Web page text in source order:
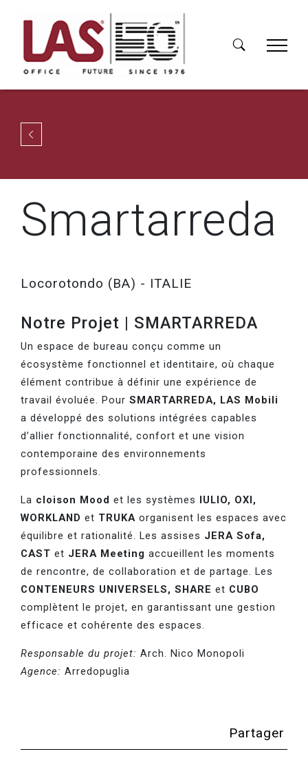
Smartarreda
Locorotondo (BA) - ITALIE
Notre Projet | SMARTARREDA
Un espace de bureau conçu comme un
écosystème fonctionnel et identitaire, où chaque
élément contribue à définir une expérience de
travail évoluée. Pour SMARTARREDA, LAS Mobili
a développé des solutions intégrées capables
d’allier fonctionnalité, confort et une vision
contemporaine des environnements
professionnels.
La cloison Mood et les systèmes IULIO, OXI,
WORKLAND et TRUKA organisent les espaces avec
équilibre et rationalité. Les assises JERA Sofa,
CAST et JERA Meeting accueillent les moments
de rencontre, de collaboration et de partage. Les
CONTENEURS UNIVERSELS, SHARE et CUBO
complètent le projet, en garantissant une gestion
efficace et cohérente des espaces.
Responsable du projet: Arch. Nico Monopoli
Agence: Arredopuglia
Partager